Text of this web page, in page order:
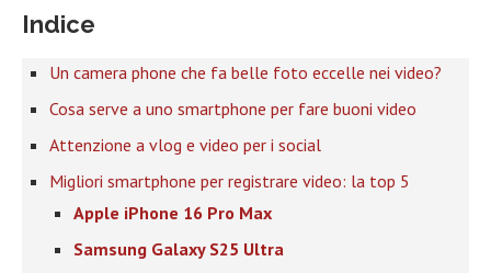
Indice
Un camera phone che fa belle foto eccelle nei video?
Cosa serve a uno smartphone per fare buoni video
Attenzione a vlog e video per i social
Migliori smartphone per registrare video: la top 5
Apple iPhone 16 Pro Max
Samsung Galaxy S25 Ultra